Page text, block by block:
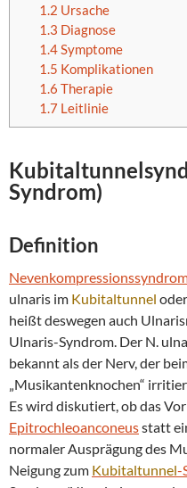
1.2 Ursache
1.3 Diagnose
1.4Symptome
1.5 Komplikationen
1.6 Therapie
1.7Leitlinie
Syndrom)
Definition
ulnaris im Kubitaltunnel
heißt deswegen auch
Ulnaris-Syndrom. Der N.
bekannt als der Nerv, der
„Musikantenknochen“
Es wird diskutiert, ob das
Epitrochleoanconeusstatt
normaler Ausprägung des
Neigung zum Kubitaltunnel-